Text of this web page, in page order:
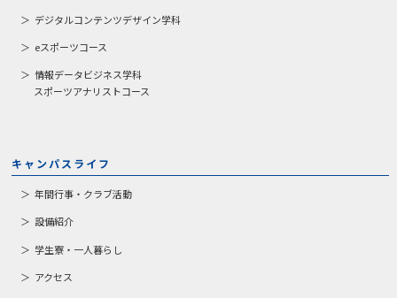
デジタルコンテンツデザイン学科
eスポーツコース
情報データビジネス学科
スポーツアナリストコース
キャンパスライフ
年間行事・クラブ活動
設備紹介
学生寮・一人暮らし
アクセス